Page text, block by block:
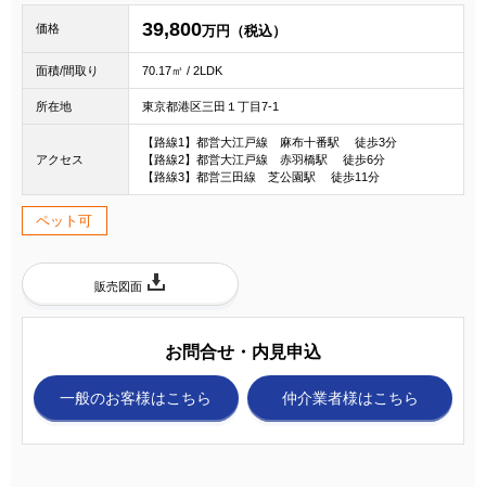
価格 39,800万円（税込）
面積/間取り 70.17㎡ / 2LDK
所在地 東京都港区三田１丁目7-1
アクセス
【路線1】都営大江戸線 麻布十番駅 徒歩3分
【路線2】都営大江戸線 赤羽橋駅 徒歩6分
【路線3】都営三田線 芝公園駅 徒歩11分
ペット可
販売図面
お問合せ・内見申込
一般のお客様はこちら 仲介業者様はこちら